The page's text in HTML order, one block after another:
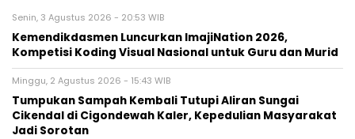
Senin, 3 Agustus 2026 - 20:53 WIB
Kemendikdasmen Luncurkan ImajiNation 2026,
Kompetisi Koding Visual Nasional untuk Guru dan Murid
Minggu, 2 Agustus 2026 - 15:43 WIB
Tumpukan Sampah Kembali Tutupi Aliran Sungai
Cikendal di Cigondewah Kaler, Kepedulian Masyarakat
Jadi Sorotan